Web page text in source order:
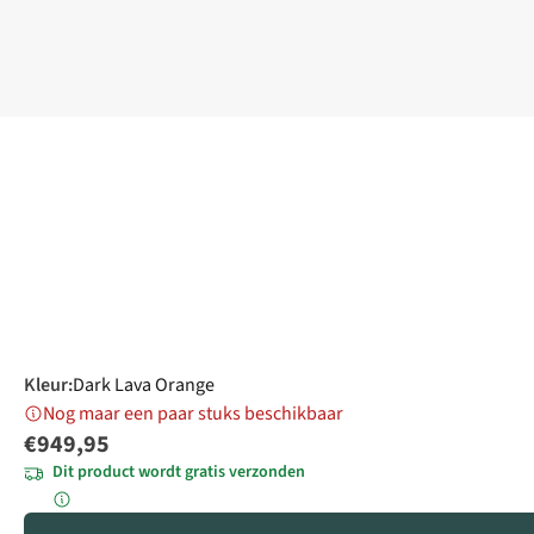
Kleur:Dark Lava Orange
Nog maar een paar stuks beschikbaar
€949,95
Dit product wordt gratis verzonden